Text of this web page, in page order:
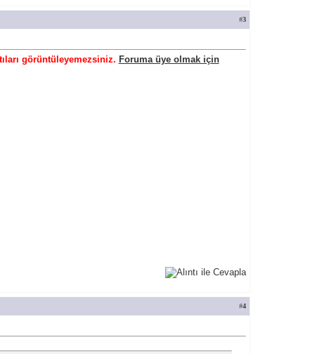
#3
görüntüleyemezsiniz. Foruma üye olmak için
#4